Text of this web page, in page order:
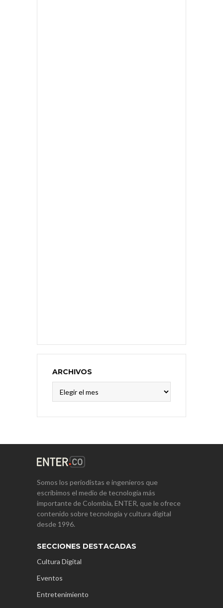
ARCHIVOS
Somos los periodistas e ingenieros que
escribimos el medio de tecnología más
importante de Colombia, ENTER, que le ofrece
contenido sobre tecnología y cultura digital
desde 1996.
SECCIONES DESTACADAS
Cultura Digital
Eventos
Entretenimiento